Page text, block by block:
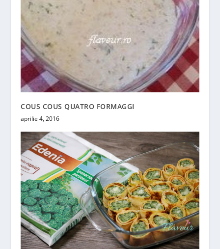
COUS COUS QUATRO FORMAGGI
aprilie 4, 2016